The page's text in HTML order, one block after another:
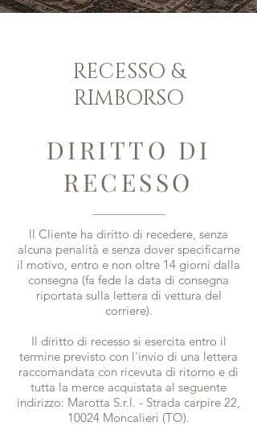
RECESSO &
RIMBORSO
DIRITTO DI
RECESSO
ll Cliente ha diritto di recedere, senza
alcuna penalità e senza dover specificarne
il motivo, entro e non oltre 14 giorni dalla
consegna (fa fede la data di consegna
riportata sulla lettera di vettura del
corriere).
Il diritto di recesso si esercita entro il
termine previsto con l'invio di una lettera
raccomandata con ricevuta di ritorno e di
tutta la merce acquistata al seguente
indirizzo: Marotta S.r.l. - Strada carpire 22,
10024 Moncalieri (TO).